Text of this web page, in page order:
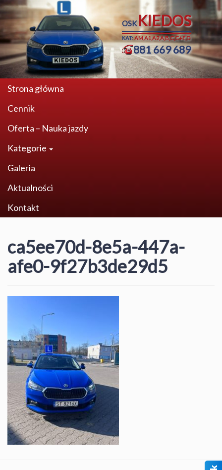
OSKKIEDOS
KAT:AM,A1,A2,A,B,C,C+E,D
881 669 689
Strona główna
Cennik
Oferta – Nauka jazdy
Kategorie
Galeria
Aktualności
Kontakt
ca5ee70d-8e5a-447a-
afe0-9f27b3de29d5